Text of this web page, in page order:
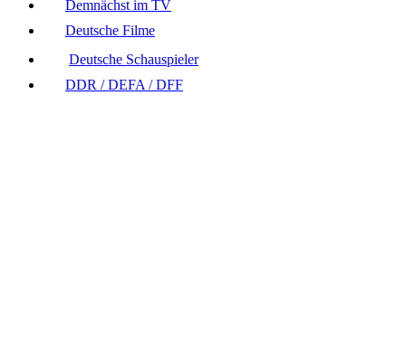
Demnächst im TV
Deutsche Filme
Deutsche Schauspieler
DDR / DEFA / DFF